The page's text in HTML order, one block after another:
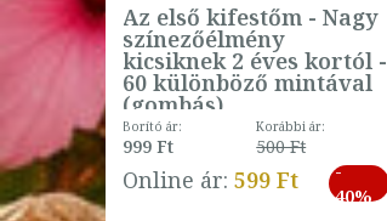
ár:
Ft
Ft
-
Az első kifestőm - Nagy
színezőélmény
kicsiknek 2 éves kortól -
60 különböző mintával
(gombás)
Borító ár:
999 Ft
Korábbi ár:
500 Ft
Online ár: 599 Ft
-
40%